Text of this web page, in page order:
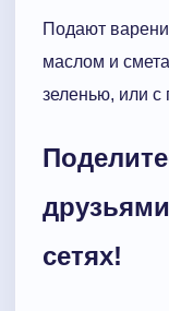
Подают
маслом и
зеленью, или
сетях!